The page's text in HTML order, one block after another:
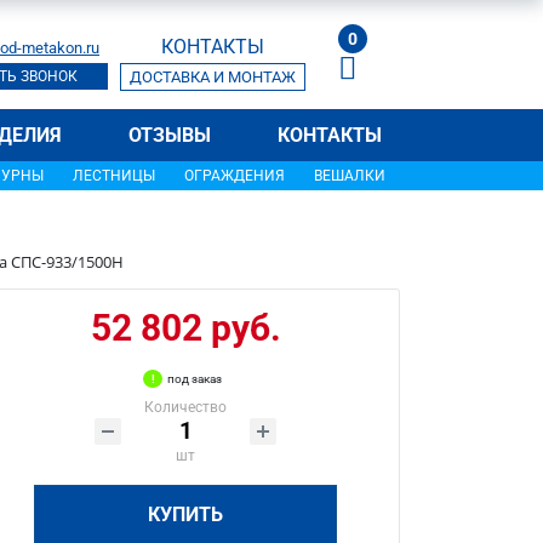
metakon.ru
ЗВОНОК
КОНТАКТЫ
ДОСТАВКА И МОНТАЖ
0
ОТЗЫВЫ КОНТАКТЫ
УРНЫ ЛЕСТНИЦЫ ОГРАЖДЕНИЯ ВЕШАЛКИ
СПС-933/1500Н
52 802 руб.
под заказ
Количество
шт
КУПИТЬ